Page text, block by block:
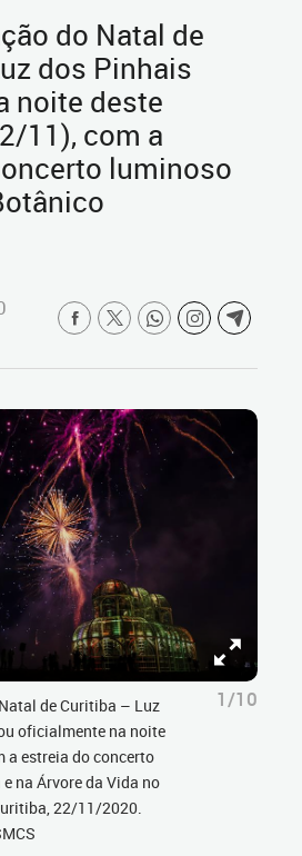
do Natal de
dos Pinhais
noite deste
11), com a
luminoso
de Curitiba – Luz
oficialmente na noite
a estreia do concerto
na Árvore da Vida no
22/11/2020.
1/10